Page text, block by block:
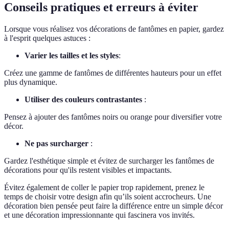
Conseils pratiques et erreurs à éviter
Lorsque vous réalisez vos décorations de fantômes en papier, gardez
à l'esprit quelques astuces :
Varier les tailles et les styles:
Créez une gamme de fantômes de différentes hauteurs pour un effet
plus dynamique.
Utiliser des couleurs contrastantes :
Pensez à ajouter des fantômes noirs ou orange pour diversifier votre
décor.
Ne pas surcharger :
Gardez l'esthétique simple et évitez de surcharger les fantômes de
décorations pour qu'ils restent visibles et impactants.
Évitez également de coller le papier trop rapidement, prenez le
temps de choisir votre design afin qu’ils soient accrocheurs. Une
décoration bien pensée peut faire la différence entre un simple décor
et une décoration impressionnante qui fascinera vos invités.